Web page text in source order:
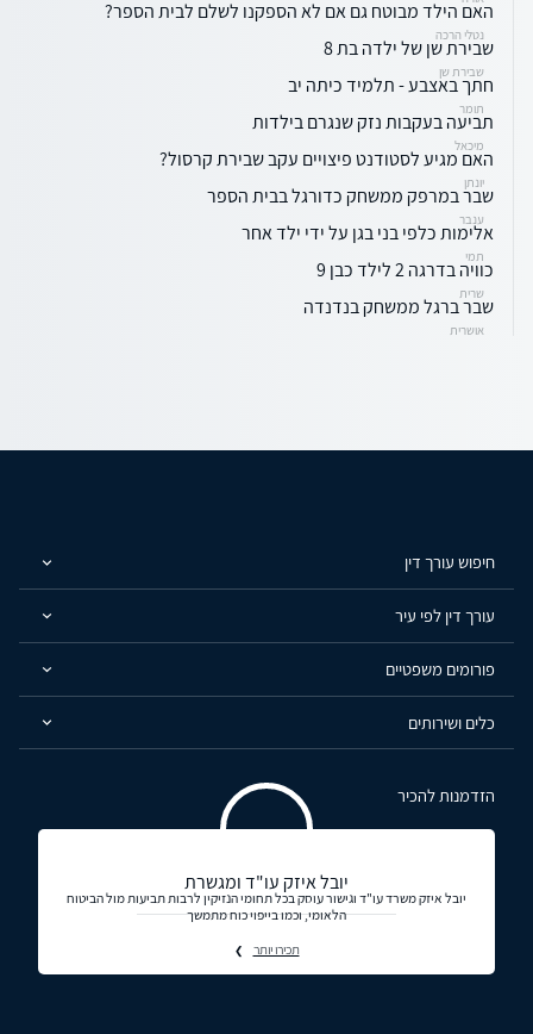
האם הילד מבוטח גם אם לא הספקנו לשלם לבית הספר?
נטלי הרכה
שבירת שן של ילדה בת 8
שבירת שן
חתך באצבע - תלמיד כיתה יב
תומר
תביעה בעקבות נזק שנגרם בילדות
מיכאל
האם מגיע לסטודנט פיצויים עקב שבירת קרסול?
יונתן
שבר במרפק ממשחק כדורגל בבית הספר
ענבר
אלימות כלפי בני בגן על ידי ילד אחר
תמי
כוויה בדרגה 2 לילד כבן 9
שרית
שבר ברגל ממשחק בנדנדה
אושרית
חיפוש עורך דין
עורך דין לפי עיר
פורומים משפטיים
כלים ושירותים
הזדמנות להכיר
יובל איזק עו"ד ומגשרת
יובל איזק משרד עו"ד וגישור עוסק בכל תחומי הנזיקין לרבות תביעות מול הביטוח
הלאומי, וכמו בייפוי כוח מתמשך
תכירו יותר